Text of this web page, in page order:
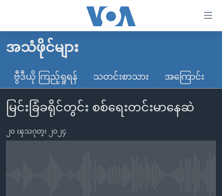
လွယ်ကူ
သည့်
Link
များ
ပင်မ
မူလစာမျက်နှာ
မြန်မာ
ကမ္ဘာ့သတင်းများ
နိုင်ငံတကာ
တရုတ်
ဗွီဒီယို
ရပ်ဝန်းတခု လမ်းတခု အလွန်
အသံဖိုင်များ
ဗွီဒီယို ကြည့်ရှုရန် သတင်းစာသား အကြောင်း
မြင်းခြံခရိုင်တွင်း စစ်ရေးတင်းမာနေဆဲ
၂၀ ၾသဂုတ္၊ ၂၀၂၄